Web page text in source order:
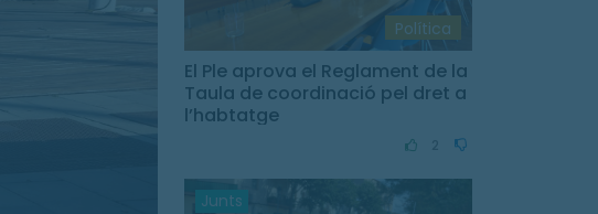
Política
El Ple aprova el Reglament de la
Taula de coordinació pel dret a
l’habtatge
Junts